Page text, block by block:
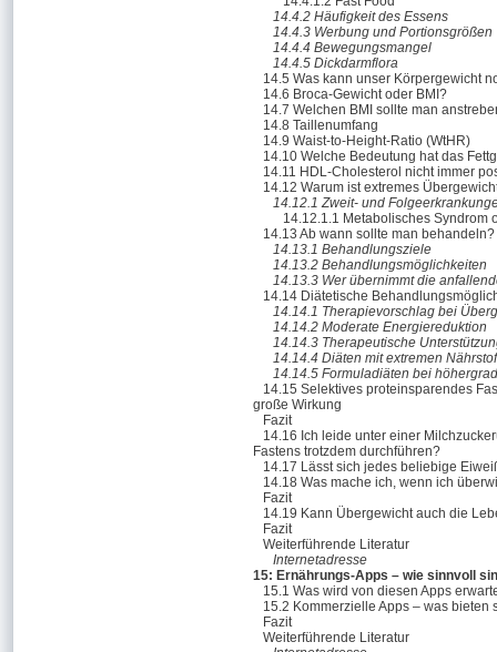
14.4.2 Häufigkeit des Essens
14.4.3 Werbung und Portionsgrößen
14.4.4 Bewegungsmangel
14.4.5 Dickdarmflora
14.5 Was kann unser Körpergewicht
14.6 Broca-Gewicht oder BMI?
14.7 Welchen BMI sollte man
14.8 Taillenumfang
14.9 Waist-to-Height-Ratio (WtHR)
14.10 Welche Bedeutung hat das
14.11 HDL-Cholesterol nicht immer
14.12 Warum ist extremes
14.12.1 Zweit- und
14.12.1.1 Metabolisches Syndrom
14.13 Ab wann sollte man behandeln?
14.13.1 Behandlungsziele
14.13.2 Behandlungsmögli­chkeiten
14.13.3 Wer übernimmt die
14.14 Diätetische
14.14.1 Therapievorschlag bei
14.14.2 Moderate Energiereduktion
14.14.3 Therapeutische
14.14.4 Diäten mit extremen
14.14.5 Formuladiäten bei
14.15 Selektives proteinsparendes
große Wirkung
Fazit
14.16 Ich leide unter einer
Fastens trotzdem durchführen?
14.17 Lässt sich jedes beliebige
14.18 Was mache ich, wenn ich
Fazit
14.19 Kann Übergewicht auch die
Fazit
Weiterführende Literatur
Internetadresse
15: Ernährungs-Apps – wie sinnvoll
15.1 Was wird von diesen Apps
15.2 Kommerzielle Apps – was bieten
Fazit
Weiterführende Literatur